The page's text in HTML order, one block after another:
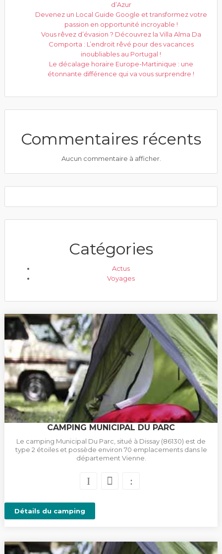
d’Azur
Devenez un Local Guide Google et transformez votre
passion en opportunité incroyable !
Vous rêvez d’évasion ? Découvrez la Villa Alma Da
Comporta : L’endroit rêvé pour des vacances
inoubliables au Portugal !
Le décalage horaire Europe-Martinique : une
étonnante différence qui va vous surprendre !
Commentaires récents
Aucun commentaire à afficher.
Catégories
Actus
Voyages
CAMPING MUNICIPAL DU PARC
Le camping Municipal Du Parc, situé à Dissay (86130) est de
type 2 étoiles et possède environ 70 emplacements dans le
département Vienne.
Détails du camping